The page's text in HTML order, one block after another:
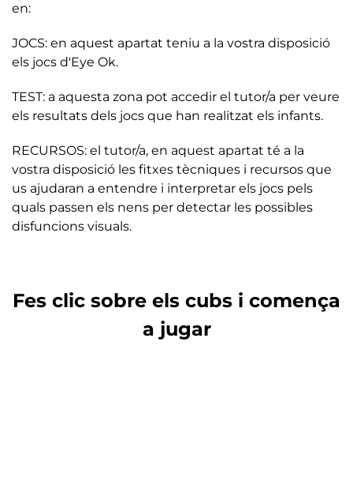
en:
JOCS: en aquest apartat teniu a la vostra disposició
els jocs d'Eye Ok.
TEST: a aquesta zona pot accedir el tutor/a per veure
els resultats dels jocs que han realitzat els infants.
RECURSOS: el tutor/a, en aquest apartat té a la
vostra disposició les fitxes tècniques i recursos que
us ajudaran a entendre i interpretar els jocs pels
quals passen els nens per detectar les possibles
disfuncions visuals.
Fes clic sobre els cubs i comença
a jugar